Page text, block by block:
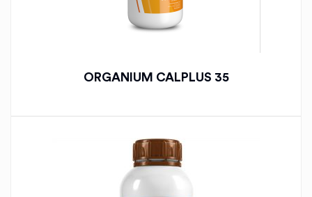
ORGANIUM CALPLUS 35